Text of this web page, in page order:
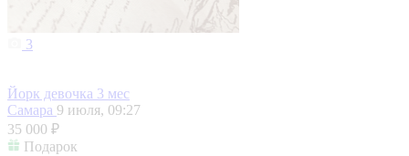
3
Йорк девочка 3 мес
Самара 9 июля, 09:27
35 000 ₽
Подарок